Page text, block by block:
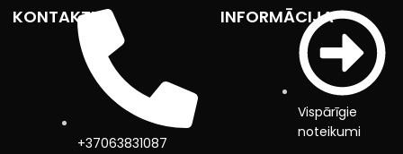
KONTAKTI
+37063831087
INFORMĀCIJA
Vispārīgie
noteikumi